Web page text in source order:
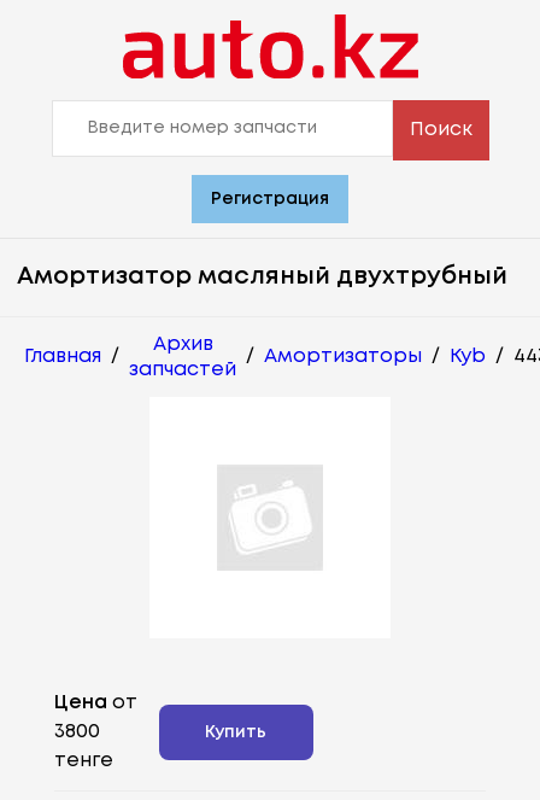
Поиск
Регистрация
Амортизатор масляный двухтрубный
Главная /
Архив
запчастей
/ Амортизаторы / Kyb /
Цена от
3800
тенге
Купить